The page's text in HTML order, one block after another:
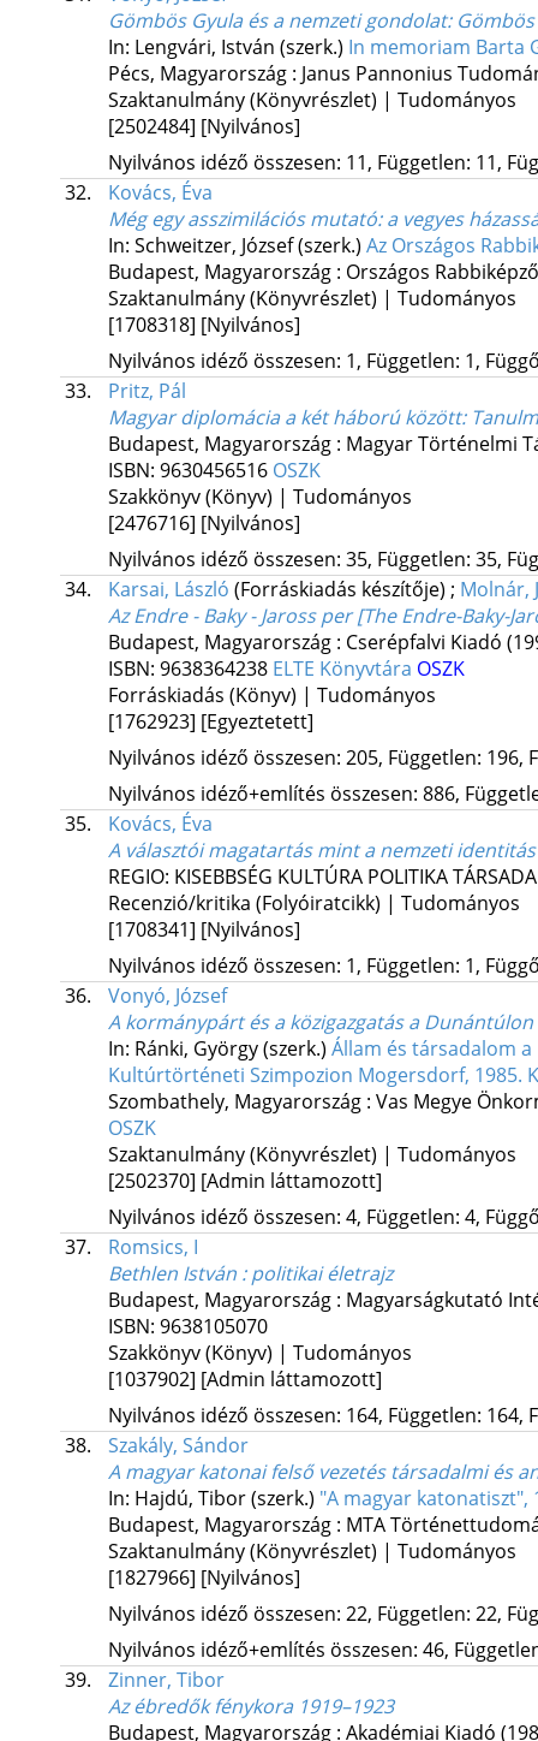
Gömbös Gyula és a nemzeti gondolat:
In: Lengvári, István (szerk.) In memoriam Barta
Pécs, Magyarország : Janus Pannonius
Szaktanulmány (Könyvrészlet) | Tudományos
[2502484] [Nyilvános]
Nyilvános idéző összesen: 11, Független: 11,
32.
Kovács, Éva
Még egy asszimilációs mutató: a vegyes
In: Schweitzer, József (szerk.) Az Országos
Budapest, Magyarország : Országos
Szaktanulmány (Könyvrészlet) | Tudományos
[1708318] [Nyilvános]
Nyilvános idéző összesen: 1, Független: 1,
33.
Pritz, Pál
Magyar diplomácia a két háború között:
Budapest, Magyarország : Magyar Történelmi
ISBN: 9630456516 OSZK
Szakkönyv (Könyv) | Tudományos
[2476716] [Nyilvános]
Nyilvános idéző összesen: 35, Független: 35,
34.
Karsai, László (Forráskiadás készítője) ; Molnár,
Az Endre - Baky - Jaross per [The Endre-Baky-
Budapest, Magyarország : Cserépfalvi Kiadó
ISBN: 9638364238 ELTE Könyvtára OSZK
Forráskiadás (Könyv) | Tudományos
[1762923] [Egyeztetett]
Nyilvános idéző összesen: 205, Független: 196,
Nyilvános idéző+említés összesen: 886,
35.
Kovács, Éva
A választói magatartás mint a nemzeti
REGIO: KISEBBSÉG KULTÚRA POLITIKA
Recenzió/kritika (Folyóiratcikk) | Tudományos
[1708341] [Nyilvános]
Nyilvános idéző összesen: 1, Független: 1,
36.
Vonyó, József
A kormánypárt és a közigazgatás a
In: Ránki, György (szerk.) Állam és társadalom
Kultúrtörténeti Szimpozion Mogersdorf, 1985.
Szombathely, Magyarország : Vas Megye
OSZK
Szaktanulmány (Könyvrészlet) | Tudományos
[2502370] [Admin láttamozott]
Nyilvános idéző összesen: 4, Független: 4,
37.
Romsics, I
Bethlen István : politikai életrajz
Budapest, Magyarország : Magyarságkutató
ISBN: 9638105070
Szakkönyv (Könyv) | Tudományos
[1037902] [Admin láttamozott]
Nyilvános idéző összesen: 164, Független: 164,
38.
Szakály, Sándor
A magyar katonai felső vezetés társadalmi és
In: Hajdú, Tibor (szerk.) "A magyar katonatiszt",
Budapest, Magyarország : MTA
Szaktanulmány (Könyvrészlet) | Tudományos
[1827966] [Nyilvános]
Nyilvános idéző összesen: 22, Független: 22,
Nyilvános idéző+említés összesen: 46,
39.
Zinner, Tibor
Az ébredők fénykora 1919–1923
Budapest, Magyarország : Akadémiai Kiadó